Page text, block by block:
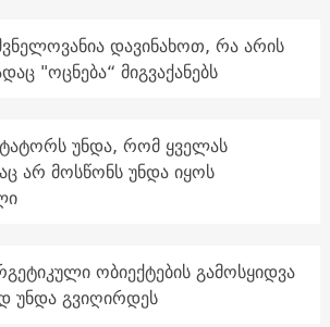
დავინახოთ, რა არის
"ოცნება“ მიგვაქანებს
უნდა, რომ ყველას
არ მოსწონს უნდა იყოს
ობიექტების გამოსყიდვა
უნდა გვიღირდეს